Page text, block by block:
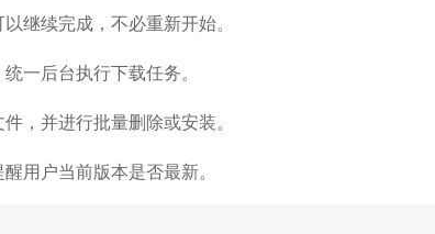
继续完成，不必重新开始。
一后台执行下载任务。
，并进行批量删除或安装。
用户当前版本是否最新。